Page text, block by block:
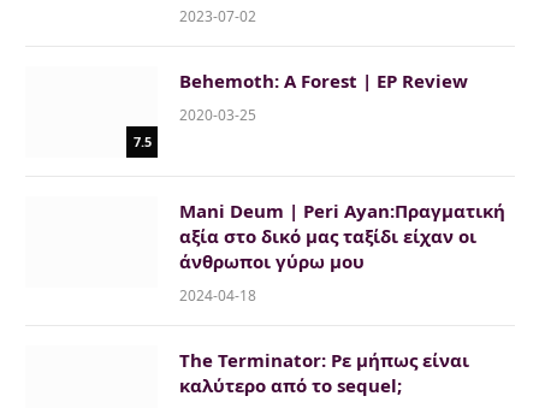
2023-07-02
7.5
Behemoth: A Forest | EP Review
2020-03-25
Mani Deum | Peri Ayan:Πραγματική
αξία στο δικό μας ταξίδι είχαν οι
άνθρωποι γύρω μου
2024-04-18
The Terminator: Ρε μήπως είναι
καλύτερο από το sequel;